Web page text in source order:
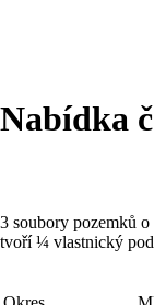
Nabídka
3 soubory pozemků
tvoří ¼ vlastnický